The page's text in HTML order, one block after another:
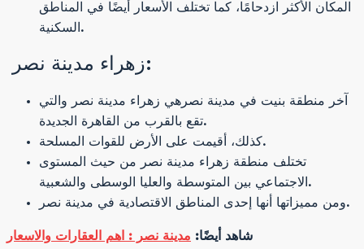
المكان الأكثر ازدحامًا، كما تختلف الأسعار أيضًا في المناطق
السكنية.
زهراء مدينة نصر:
آخر منطقة بنيت في مدينة نصرهي زهراء مدينة نصر والتي
تقع بالقرب من القاهرة الجديدة.
كذلك، أقيمت على الأرض للقوات المسلحة.
تختلف منطقة زهراء مدينة نصر من حيث المستوى
الاجتماعي بين المتوسطة والعليا الوسطى والشعبية.
ومن مميزاتها أنها إحدى المناطق الاقتصادية في مدينة نصر.
شاهد أيضًا: مدينة نصر : اهم العقارات والاسعار